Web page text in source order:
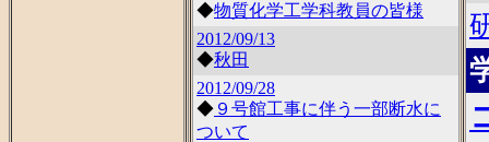
◆物質化学工学科教員の皆様
2012/09/13
◆秋田
2012/09/28
◆ ９号館工事に伴う一部断水に
ついて